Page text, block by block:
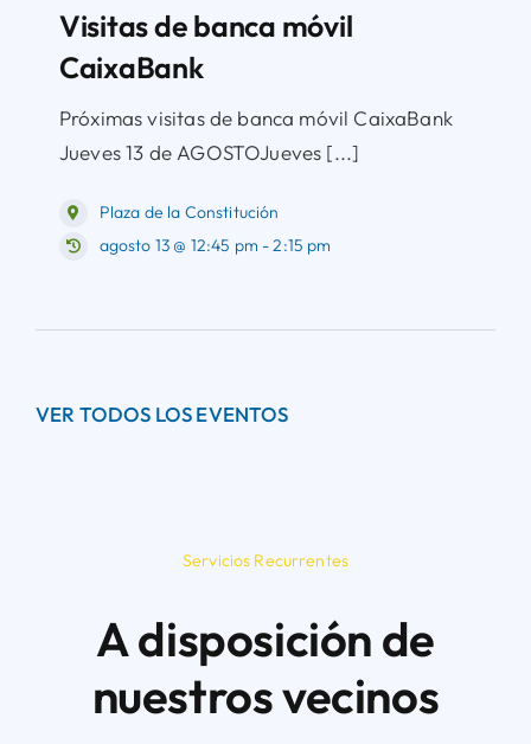
Visitas de banca móvil
CaixaBank
Próximas visitas de banca móvil CaixaBank
Jueves 13 de AGOSTOJueves [...]
Plaza de la Constitución
agosto 13 @ 12:45 pm - 2:15 pm
VER TODOS LOS EVENTOS
Servicios Recurrentes
A disposición de
nuestros vecinos